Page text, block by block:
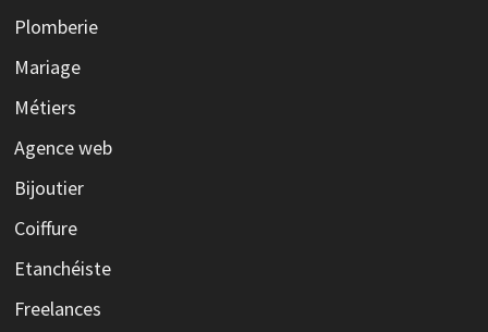
Plomberie
Mariage
Métiers
Agence web
Bijoutier
Coiffure
Etanchéiste
Freelances